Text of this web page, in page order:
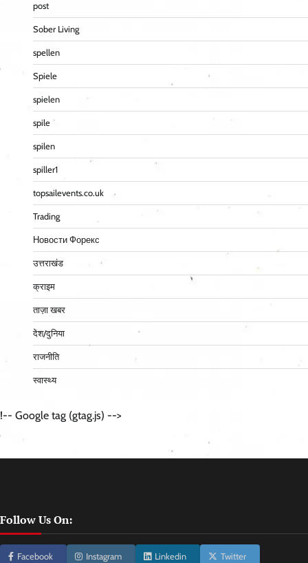
post
Sober Living
spellen
Spiele
spielen
spile
spilen
spiller1
topsailevents.co.uk
Trading
Новости Форекс
उत्तराखंड
क्राइम
ताज़ा खबर
देश/दुनिया
राजनीति
स्वास्थ्य
!-- Google tag (gtag.js) -->
Follow Us On:
Facebook Instagram Linkedin Twitter